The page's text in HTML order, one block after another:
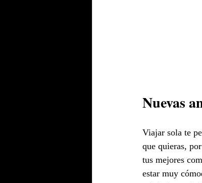
Nuevas
Viajar sola te
que quieras,
tus mejores
estar muy